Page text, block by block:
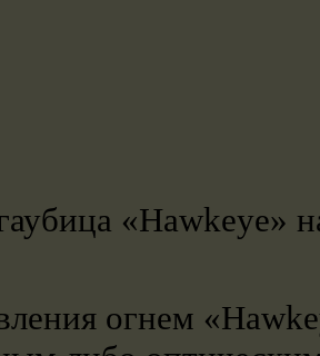
огнем